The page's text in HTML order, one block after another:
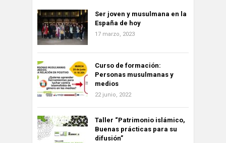
Ser joven y musulmana en la
España de hoy
17 marzo, 2023
Curso de formación:
Personas musulmanas y
medios
22 junio, 2022
Taller “Patrimonio islámico,
Buenas prácticas para su
difusión”